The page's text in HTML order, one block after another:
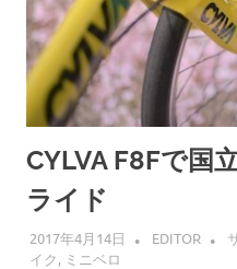
CYLVA F8Fで国
ライド
2017年4月14日 EDITOR
イク, ミニベロ